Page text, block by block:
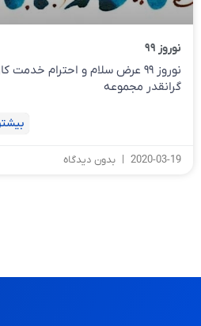
نوروز ۹۹
نوروز ۹۹ عرض سلام و احترام خدمت
گرانقدر مجموعه
2020-03-19 بدون دیدگاه